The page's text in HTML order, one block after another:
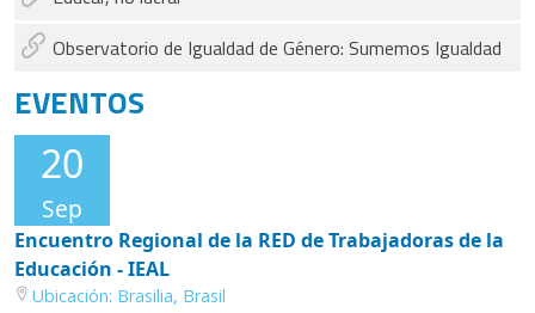
EVENTOS
20
Sep
Encuentro Regional de la RED de Trabajadoras de la
Educación - IEAL
Ubicación: Brasilia, Brasil